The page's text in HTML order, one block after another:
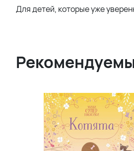
Для детей, которые уже